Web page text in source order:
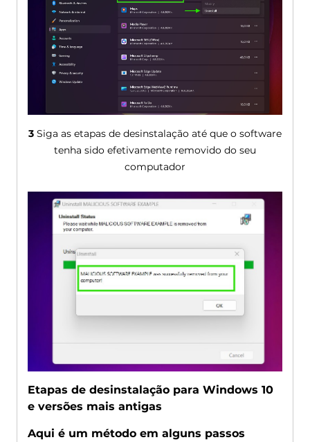
3Siga as etapas de desinstalação até que o software
tenha sido efetivamente removido do seu
computador
Etapas de desinstalação para Windows 10
e versões mais antigas
Aqui é um método em alguns passos